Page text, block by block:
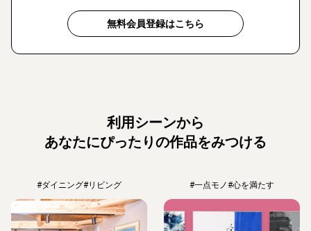
無料会員登録はこちら
利用シーンから
あなたにぴったりの作品をみつける
#ダイニング#リビング #一点モノ#心を満たす